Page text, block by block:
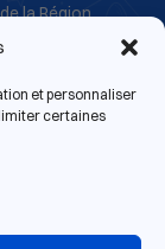
et personnaliser
certaines
la Région
et de